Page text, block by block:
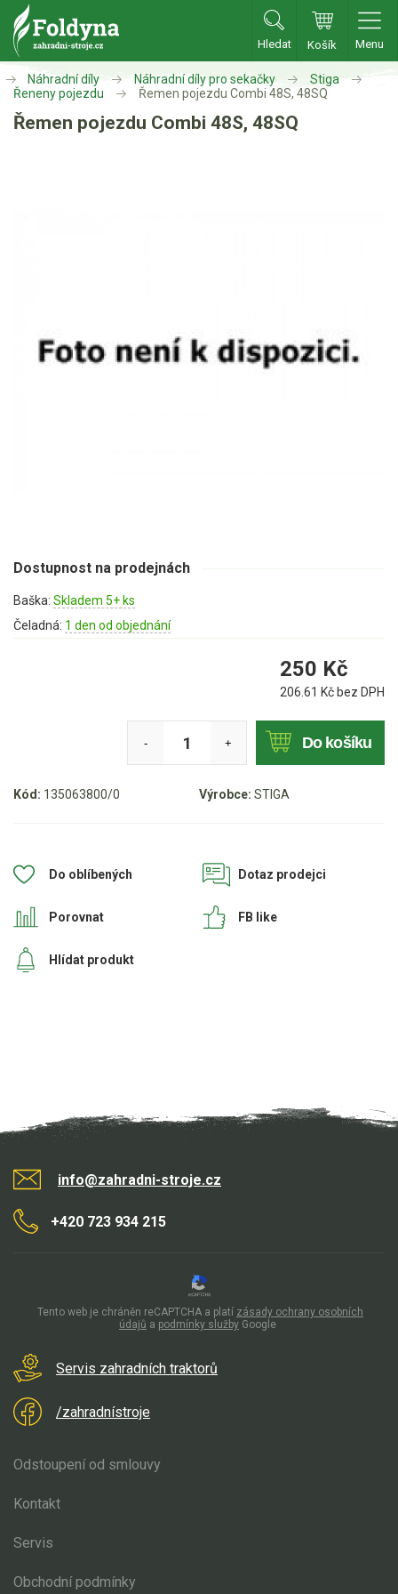
Hledat Košík Menu
Zahradní traktory
Zahradní traktory
Robotické sekačky
Motorové pily
Benzínové pily
AKU zahradní technika
Aku sekačky
Aku STIHL
Aku AL-KO
Vertikutátory
Kultivátory
Vysavače a foukače
Elektrocentrály
Štěpkovače a drtiče
Elektrické skútry
Elektrické tříkolky
Elektrické tříkolky pracovní
Náhradní díly Náhradní díly pro sekačky
Stiga
Řeneny pojezdu
Řemen pojezdu Combi 48S, 48SQ
Řemen pojezdu Combi 48S, 48SQ
Kód: 135063800/0 Výrobce: STIGA
Dostupnost na prodejnách
Baška: Skladem 5+ ks
Čeladná: 1 den od objednání
250 Kč
206.61 Kč bez DPH
- + Do košíku
Do oblíbených
Porovnat
Dotaz prodejci
Hlídat produkt
FB like
info@zahradni-stroje.cz
+420 723 934 215
Servis zahradních traktorů
/zahradnístroje
Odstoupení od smlouvy
Kontakt
Servis
Obchodní podmínky
Tento web je chráněn reCAPTCHA a platí zásady ochrany osobních
údajů a podmínky služby Google